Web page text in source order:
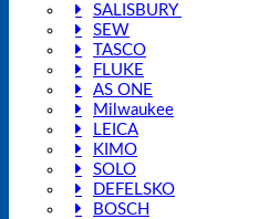
SALISBURY
SEW
TASCO
FLUKE
AS ONE
Milwaukee
LEICA
KIMO
SOLO
DEFELSKO
BOSCH